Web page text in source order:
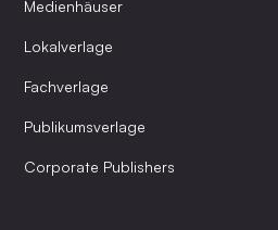
Medienhäuser
Lokalverlage
Fachverlage
Publikumsverlage
Corporate Publishers